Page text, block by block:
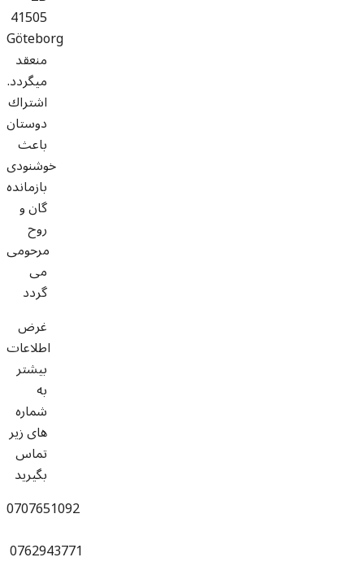
41505
Göteborg
منعقد
ميگردد.
اشتراك
دوستان
باعث
خوشنودى
بازمانده
گان و
روح
مرحومی
مى
گردد
غرض
اطلاعات
بیشتر
به
شماره
های زیر
تماس
بگیرید
0707651092
0762943771